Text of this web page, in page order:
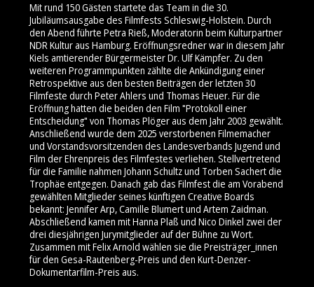
Mit rund 150 Gästen startete das Team in die 30.
Jubiläumsausgabe des Filmfests Schleswig-Holstein. Durch
den Abend führte Petra Rieß, Moderatorin beim Kulturpartner
NDR Kultur aus Hamburg. Eröffnungsredner war in diesem Jahr
Kiels amtierender Bürgermeister Dr. Ulf Kämpfer. Zu den
weiteren Programmpunkten zählte die Ankündigung einer
Retrospektive aus den besten Beiträgen der letzten 30
Filmfeste durch Peter Ahlers und Thomas Heuer. Für die
Eröffnung hatten die beiden den Film "Protokoll einer
Entscheidung" von Thomas Plöger aus dem Jahr 2003 gewählt.
Anschließend wurde dem 2025 verstorbenen Filmemacher
und Vorstandsvorsitzenden des Landesverbands Jugend und
Film der Ehrenpreis des Filmfestes verliehen. Stellvertretend
für die Familie nahmen Johann Schultz und Torben Sachert die
Trophäe entgegen. Danach gab das Filmfest die am Vorabend
gewählten Mitglieder seines künftigen Creative Boards
bekannt: Jennifer Arp, Camille Blumert und Artem Zaidman.
Abschließend kamen mit Hanna Plaß und Nico Dinkel zwei der
drei diesjährigen Jurymitglieder auf der Bühne zu Wort.
Zusammen mit Felix Arnold wählen sie die Preisträger_innen
für den Gesa-Rautenberg-Preis und den Kurt-Denzer-
Dokumentarfilm-Preis aus.